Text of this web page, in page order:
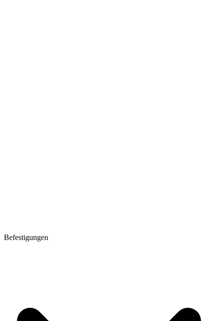
Befestigungen